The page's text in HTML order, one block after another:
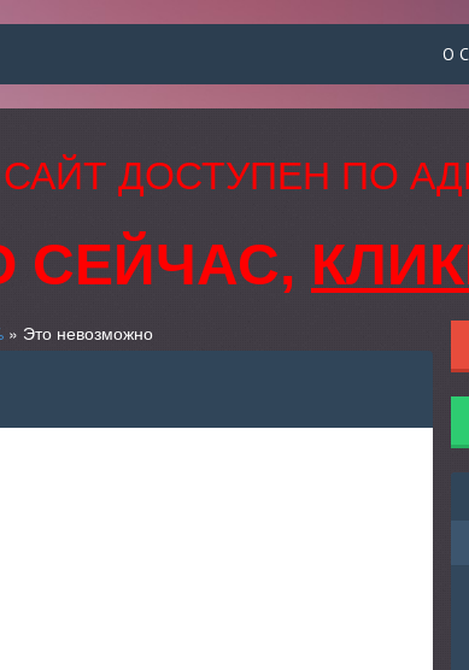
О
ДОСТУПЕН ПО
СЕЙЧАС,
» Это невозможно